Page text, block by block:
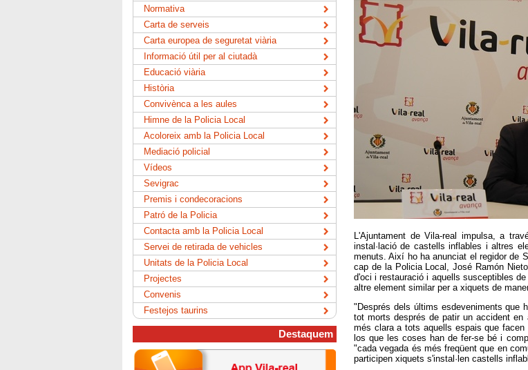
L'Ajuntament de Vila-real impulsa, a
instal·lació de castells inflables i altres
menuts. Així ho ha anunciat el regidor de
cap de la Policia Local, José Ramón
d'oci i restauració i aquells susceptibles
altre element similar per a xiquets de
"Després dels últims esdeveniments que
tot morts després de patir un accident en
més clara a tots aquells espais que
los que les coses han de fer-se bé i
"cada vegada és més freqüent que en
participen xiquets s'instal·len castells
Normativa
Carta de serveis
Carta europea de seguretat viària
Informació útil per al ciutadà
Educació viària
Història
Convivènca a les aules
Himne de la Policia Local
Acoloreix amb la Policia Local
Mediació policial
Vídeos
Sevigrac
Premis i condecoracions
Patró de la Policia
Contacta amb la Policia Local
Servei de retirada de vehicles
Unitats de la Policia Local
Projectes
Convenis
Festejos taurins
Destaquem